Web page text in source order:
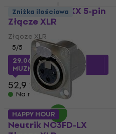
Neutrik NC5MXX 5-pin
Złącze XLR
Złącze XLR
5/5
29,06 złz kodem
MUZMUZ-45
52,9 zł
Na magazynie
Zniżka ilościowa
Neutrik NC3FD-LX
HAPPY HOUR